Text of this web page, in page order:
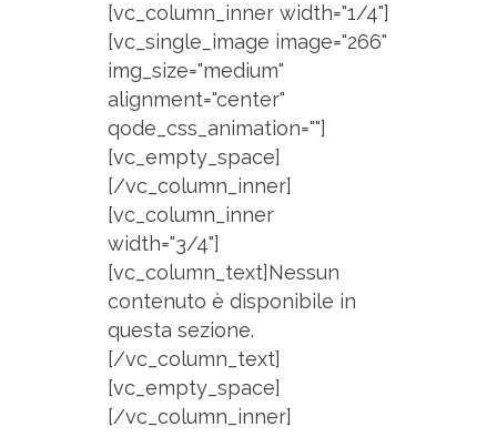
[vc_column_inner width="1/4"]
[vc_single_image image="266"
img_size="medium"
alignment="center"
qode_css_animation=""]
[vc_empty_space]
[/vc_column_inner]
[vc_column_inner
width="3/4"]
[vc_column_text]Nessun
contenuto è disponibile in
questa sezione.
[/vc_column_text]
[vc_empty_space]
[/vc_column_inner]